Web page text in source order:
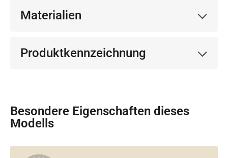
Materialien
Produktkennzeichnung
Besondere Eigenschaften dieses
Modells